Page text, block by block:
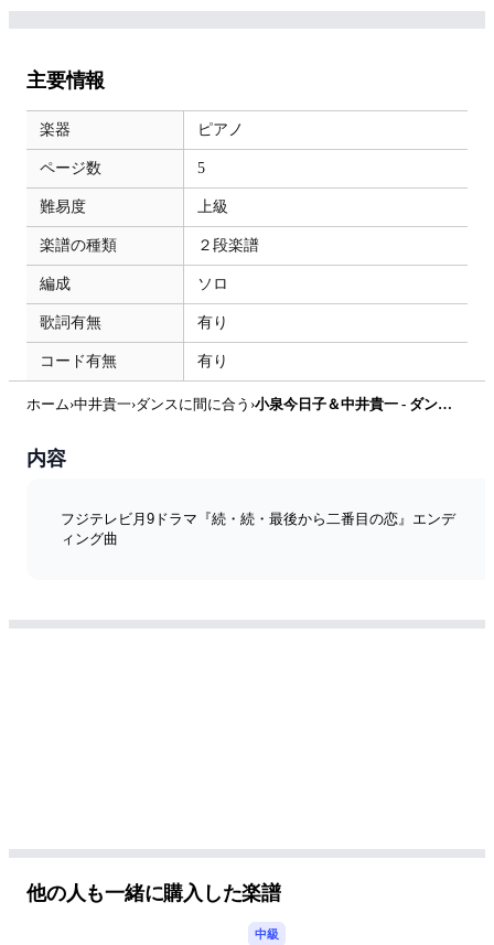
主要情報
楽器 ピアノ
ページ数 5
難易度 上級
楽譜の種類 ２段楽譜
編成 ソロ
歌詞有無 有り
コード有無 有り
ホーム›中井貴一›ダンスに間に合う › 小泉今日子＆中井貴一 - ダンスに間に合う (続・続・最後から二番目の恋 ed) by miiの楽譜棚
内容
フジテレビ月9ドラマ『続・続・最後から二番目の恋』エンデ
ィング曲
他の人も一緒に購入した楽譜
中級